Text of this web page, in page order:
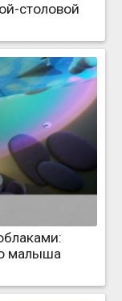
столовой
малыша